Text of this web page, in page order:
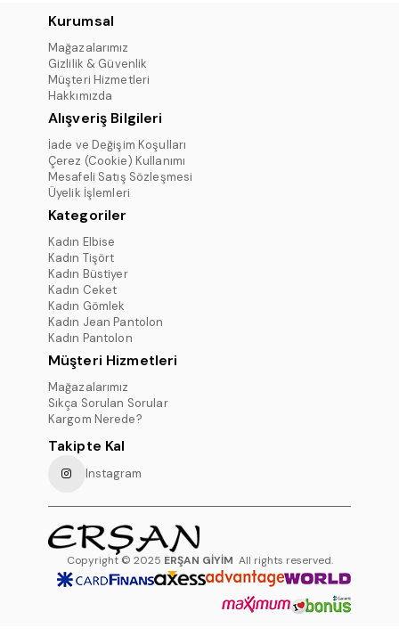
Kurumsal
Mağazalarımız
Gizlilik & Güvenlik
Müşteri Hizmetleri
Hakkımızda
Alışveriş Bilgileri
İade ve Değişim Koşulları
Çerez (Cookie) Kullanımı
Mesafeli Satış Sözleşmesi
Üyelik İşlemleri
Kategoriler
Kadın Elbise
Kadın Tişört
Kadın Büstiyer
Kadın Ceket
Kadın Gömlek
Kadın Jean Pantolon
Kadın Pantolon
Müşteri Hizmetleri
Mağazalarımız
Sıkça Sorulan Sorular
Kargom Nerede?
Takipte Kal
Instagram
Copyright © 2025 ERŞAN GİYİM All rights reserved.